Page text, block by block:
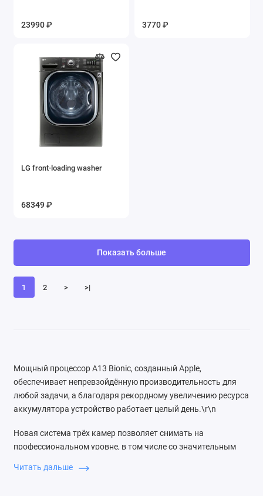
23990 ₽ 3770 ₽
LG front-loading washer
68349 ₽
1 2 > >|
Показать больше
Мощный процессор A13 Bionic, созданный Apple,
обеспечивает непревзойдённую производительность для
любой задачи, а благодаря рекордному увеличению ресурса
аккумулятора устройство работает целый день.\r\n
Новая система трёх камер позволяет снимать на
профессиональном уровне, в том числе со значительным
Камера также обеспечивает видео высочайшего качества и
Читать дальше